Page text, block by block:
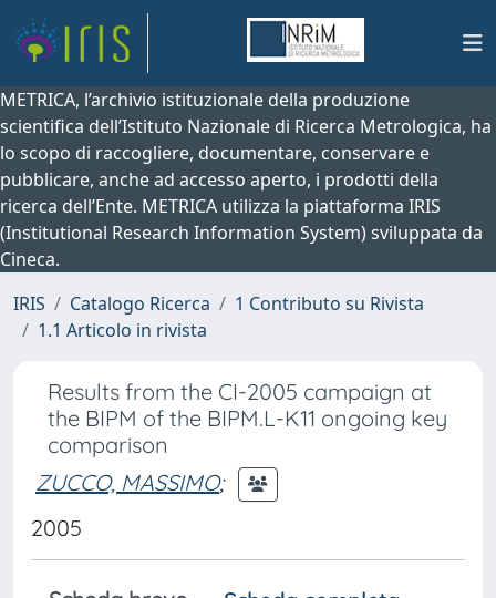
METRICA, l’archivio istituzionale della produzione
scientifica dell’Istituto Nazionale di Ricerca Metrologica, ha
lo scopo di raccogliere, documentare, conservare e
pubblicare, anche ad accesso aperto, i prodotti della
ricerca dell’Ente. METRICA utilizza la piattaforma IRIS
(Institutional Research Information System) sviluppata da
Cineca.
IRIS
Catalogo Ricerca
1 Contributo su Rivista
1.1 Articolo in rivista
Results from the CI-2005 campaign at
the BIPM of the BIPM.L-K11 ongoing key
comparison
ZUCCO, MASSIMO;
2005